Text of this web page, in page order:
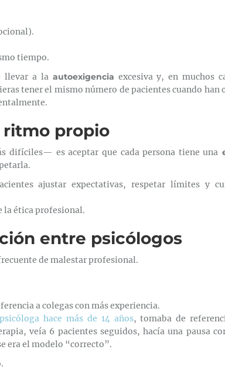
tiempo.
llevar a la autoexigencia excesiva y, en muchos
tener el mismo número de pacientes cuando han
ritmo propio
difíciles— es aceptar que cada persona tiene una
ajustar expectativas, respetar límites y
la ética profesional.
entre psicólogos
de malestar profesional.
a colegas con más experiencia.
psicóloga hace más de 14 años, tomaba de
veía 6 pacientes seguidos, hacía una pausa
era el modelo “correcto”.